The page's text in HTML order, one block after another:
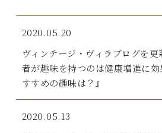
2020.05.20
ヴィンテージ・ヴィラブログを
者が趣味を持つのは健康増進に
すすめの趣味は？』
2020.05.13